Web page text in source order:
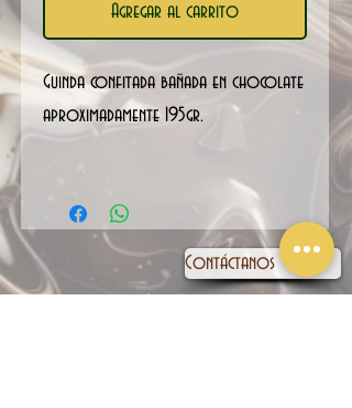
Agregar al carrito
Guinda confitada bañada en chocolate
aproximadamente 195gr.
Contáctanos